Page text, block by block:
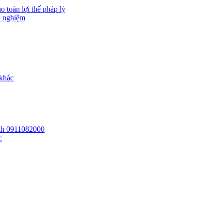
toàn lợi thế pháp lý
nghiệm
0911082000